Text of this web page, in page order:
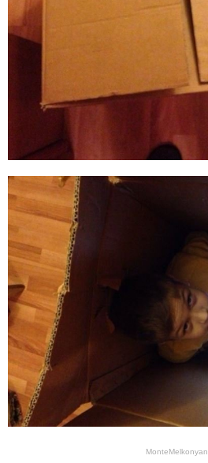
MonteMelkonyan